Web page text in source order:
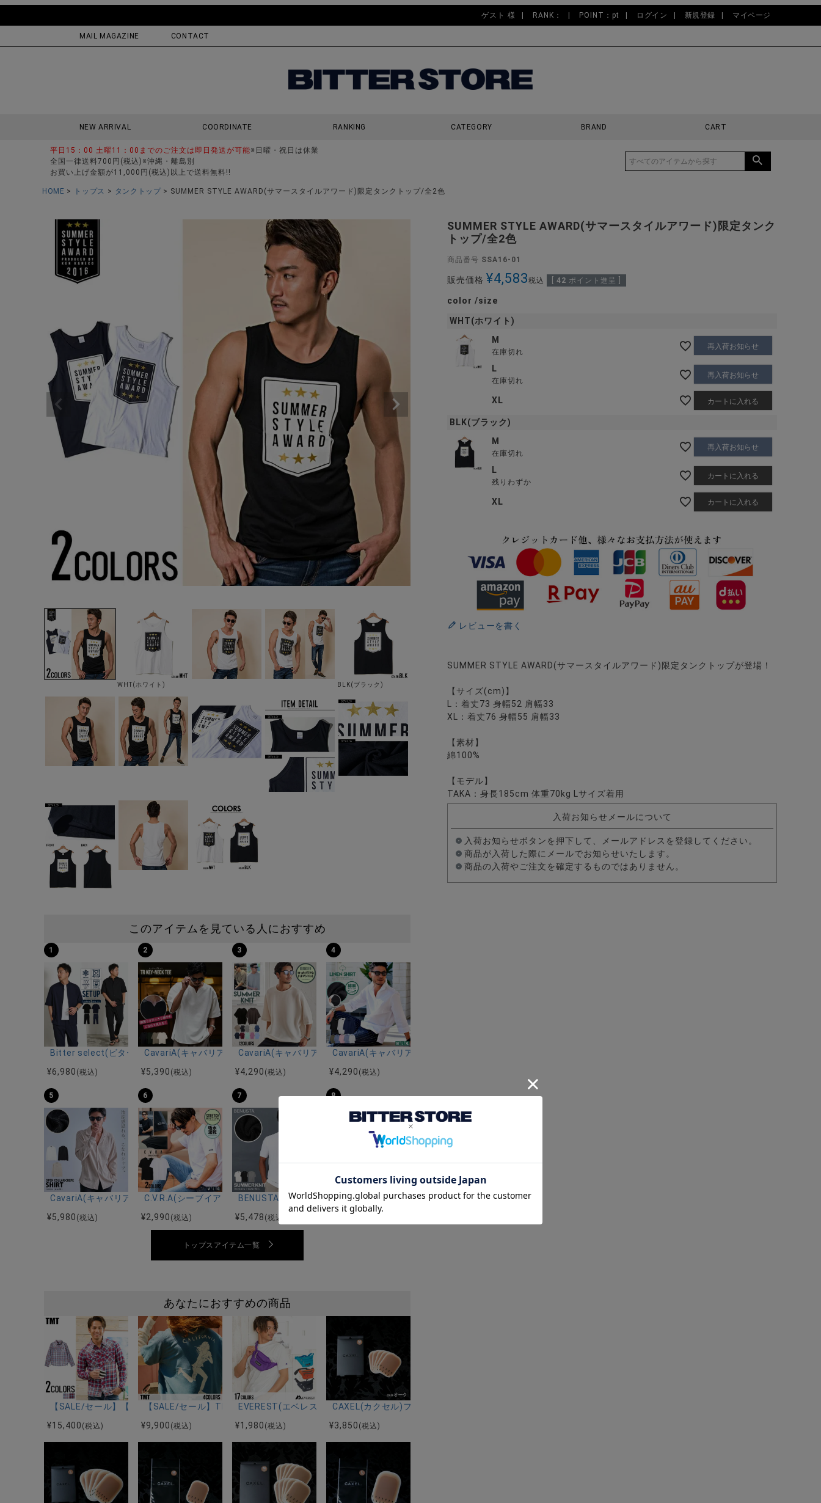
ゲスト 様 RANK： POINT：pt ログイン 新規登録 マイページ
MAIL MAGAZINE CONTACT
NEW ARRIVAL COORDINATE RANKING CATEGORY BRAND CART
平日15：00 土曜11：00までのご注文は即日発送が可能※日曜・祝日は休業
全国一律送料700円(税込)※沖縄・離島別
お買い上げ金額が11,000円(税込)以上で送料無料!!
HOME トップス タンクトップ SUMMER STYLE AWARD(サマースタイルアワード)限定タンクトップ/全2色
WHT(ホワイト)
WHT(ホワイト) BLK(ブラック)
このアイテムを見ている人におすすめ
1
Bitter select(ビターセレクト)接触冷感スーパーストレッチバンドカラー半袖シャツ＆イージーパンツ/全2色
¥6,980 (税込)
2
CavariA(キャバリア)キーネック半袖Tシャツ/全4色
¥5,390 (税込)
3
CavariA(キャバリア)12Gミラノリブクルーネックドルマンハーフスリーブニット/全12色
¥4,290 (税込)
4
CavariA(キャバリア)コットンリネンホリゾンタルカラー7分袖カプリシャツ/全8色
¥4,290 (税込)
5
CavariA(キャバリア)オープンカラー楊柳シャツ/全3色
¥5,980 (税込)
6
C.V.R.A(シーブイアールエー)吸水速乾コットンタッチクルーネック半袖Tシャツ/全2色
¥2,990 (税込)
7
BENUSTA(ベヌスタ)クルーネック半袖ニット/3色
¥5,478 (税込)
8
CavariA(キャバリア)ワイヤー入りイタリアンカラー半袖シアサッカーポロシャツ/全4色
3,480
トップスアイテム一覧
あなたにおすすめの商品
【SALE/セール】【送料無料】TMT(ティーエムティー)ORIGINAL INDIGO CHECK SHIRTS/全2色
¥15,400 (税込)
【SALE/セール】TMT(ティーエムティー)CALIFORNIA PRINT RAYON S/SL SHIRTS/全4色
¥9,900 (税込)
EVEREST(エベレスト)ウエストバッグ(スタンダード)/全17色
¥1,980 (税込)
CAXEL(カクセル)フィルムMサイズ(80×60mm) 5枚入り/全2色
¥3,850 (税込)
SUMMER STYLE AWARD(サマースタイルアワード)限定タンク
トップ/全2色
商品番号 SSA16-01
販売価格 ¥4,583税込 42 ポイント進呈 ]
color size
WHT(ホワイト)
M
在庫切れ
再入荷お知らせ
L
在庫切れ
再入荷お知らせ
XL カートに入れる
BLK(ブラック)
M
在庫切れ
再入荷お知らせ
L
残りわずか
カートに入れる
XL カートに入れる
レビューを書く
SUMMER STYLE AWARD(サマースタイルアワード)限定タンクトップが登場！
【サイズ(cm)】
L：着丈73 身幅52 肩幅33
XL：着丈76 身幅55 肩幅33
【素材】
綿100%
【モデル】
TAKA：身長185cm 体重70kg Lサイズ着用
入荷お知らせメールについて
入荷お知らせボタンを押下して、メールアドレスを登録してください。
商品が入荷した際にメールでお知らせいたします。
商品の入荷やご注文を確定するものではありません。